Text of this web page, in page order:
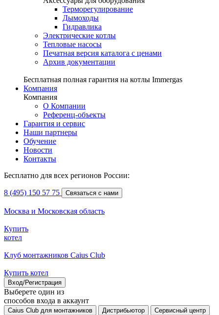
Терморегулирование
Дымоходы
Гидравлика
Электрические котлы
Тепловые насосы
Печатная версия каталога с ценами
Архив документации
Бесплатная полная гарантия на котлы Immergas
Компания
Компания
О Компании
Референц-объекты
Гарантия и сервис
Наши партнеры
Обучение
Новости
Контакты
Бесплатно для всех регионов России:
8 (495) 150 57 75 Связаться с нами
Москва и Московская область
Купить
котел
Клуб монтажников Caius Club
Купить котел
Вход/Регистрация
Выберете один из
способов входа в аккаунт
Caius Club для монтажников Дистрибьютор Сервисный центр